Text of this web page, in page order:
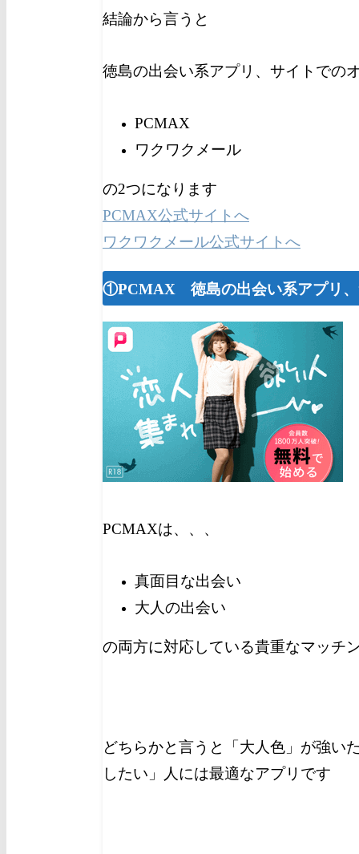
結論から言うと
徳島の出会い系アプリ、サイトでの
PCMAX
ワクワクメール
の2つになります
PCMAX公式サイトへ
ワクワクメール公式サイトへ
①PCMAX 徳島の出会い系アプリ
PCMAXは、、、
真面目な出会い
大人の出会い
の両方に対応している貴重なマッチ
どちらかと言うと「大人色」が強い
したい」人には最適なアプリです